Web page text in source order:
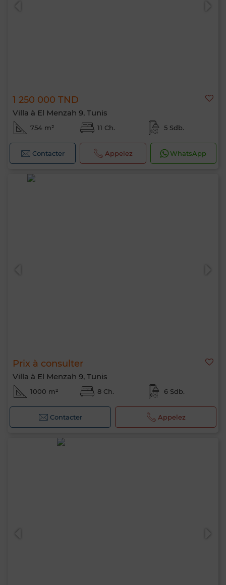
1 250 000 TND
Villa à El Menzah 9, Tunis
754 m² 11 Ch. 5 Sdb.
Contacter Appelez WhatsApp
Prix à consulter
Villa à El Menzah 9, Tunis
1000 m² 8 Ch. 6 Sdb.
Contacter Appelez